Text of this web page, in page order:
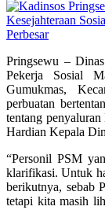
Perbesar
Pringsewu –
Pekerja Sosial
Gumukmas,
perbuatan
tentang
Hardian Kepala
“Personil PSM
klarifikasi. Untuk
berikutnya, sebab
tetapi kita masih